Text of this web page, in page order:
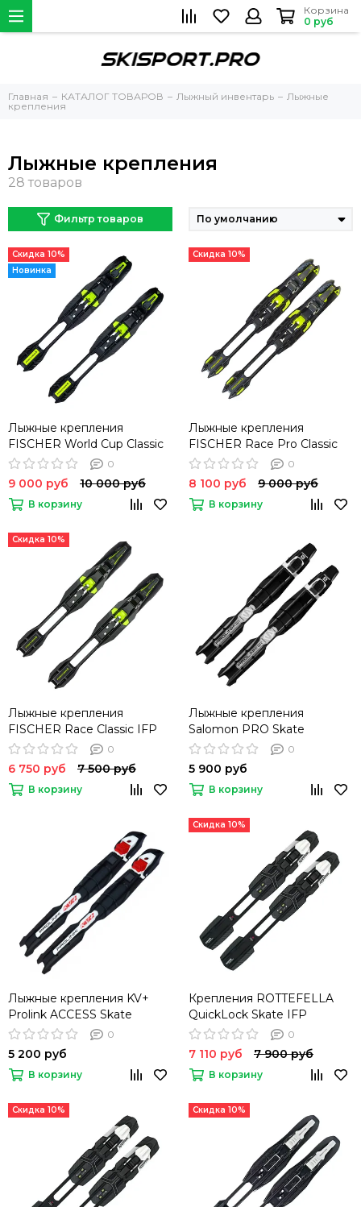
Корзина
0 руб
Главная КАТАЛОГ ТОВАРОВ Лыжный инвентарь
Лыжные
крепления
Лыжные крепления
Фильтр товаров
Скидка 10%
Новинка
Лыжные крепления
FISCHER World Cup Classic
IFP
0
9 000 руб 10 000 руб
В корзину
Скидка 10%
Лыжные крепления
FISCHER Race Pro Classic
IFP
0
8 100 руб 9 000 руб
В корзину
Скидка 10%
Лыжные крепления
FISCHER Race Classic IFP
0
6 750 руб 7 500 руб
В корзину
Лыжные крепления
Salomon PRO Skate
PROLINK
0
5 900 руб
В корзину
Лыжные крепления KV+
Prolink ACCESS Skate
0
5 200 руб
В корзину
Скидка 10%
Крепления ROTTEFELLA
QuickLock Skate IFP
0
7 110 руб 7 900 руб
В корзину
Скидка 10% Скидка 10%